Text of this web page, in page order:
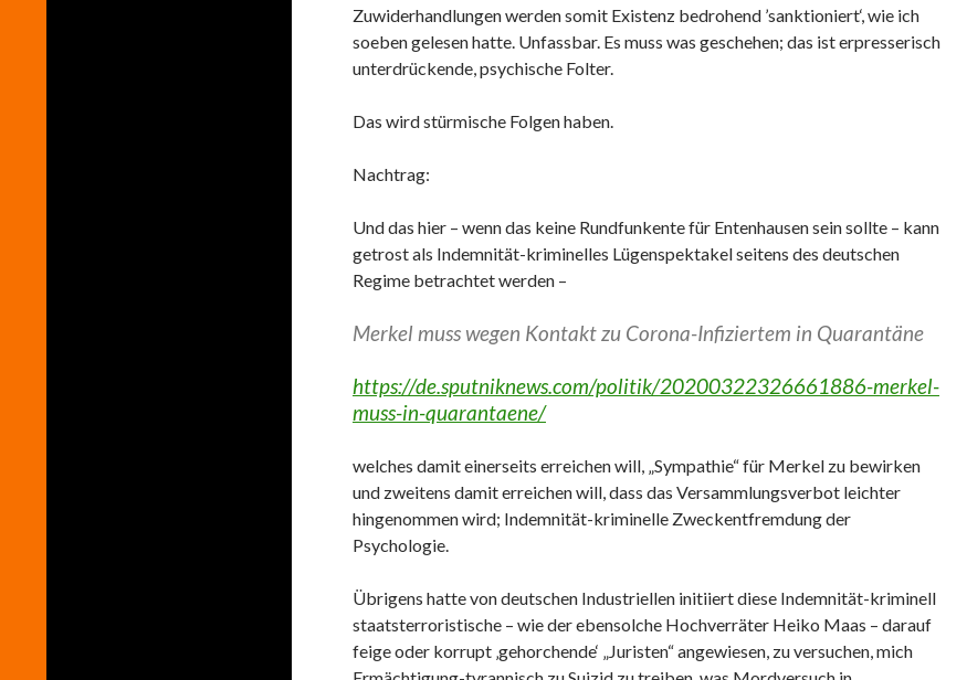
Zuwiderhandlungen werden somit Existenz bedrohend ’sanktioniert‘, wie ich
soeben gelesen hatte. Unfassbar. Es muss was geschehen; das ist erpresserisch
unterdrückende, psychische Folter.
Das wird stürmische Folgen haben.
Nachtrag:
Und das hier – wenn das keine Rundfunkente für Entenhausen sein sollte – kann
getrost als Indemnität-kriminelles Lügenspektakel seitens des deutschen
Regime betrachtet werden –
Merkel muss wegen Kontakt zu Corona-Infiziertem in Quarantäne
https://de.sputniknews.com/politik/20200322326661886-merkel-
muss-in-quarantaene/
welches damit einerseits erreichen will, „Sympathie“ für Merkel zu bewirken
und zweitens damit erreichen will, dass das Versammlungsverbot leichter
hingenommen wird; Indemnität-kriminelle Zweckentfremdung der
Psychologie.
Übrigens hatte von deutschen Industriellen initiiert diese Indemnität-kriminell
staatsterroristische – wie der ebensolche Hochverräter Heiko Maas – darauf
feige oder korrupt ‚gehorchende‘ „Juristen“ angewiesen, zu versuchen, mich